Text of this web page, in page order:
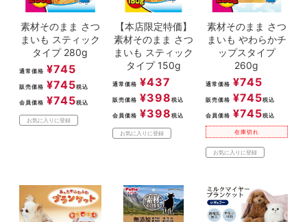
素材そのまま さつ
まいも スティック
タイプ 280g
通常価格 ¥745
販売価格 ¥745税込
会員価格 ¥745税込
お気に入りに登録
【本店限定特価】
素材そのまま さつ
まいも スティック
タイプ 150g
通常価格 ¥437
販売価格 ¥398 税込
会員価格 ¥398 税込
お気に入りに登録
素材そのまま さつ
まいも やわらかチ
ップスタイプ
260g
通常価格 ¥745
販売価格 ¥745税込
会員価格 ¥745税込
在庫切れ
お気に入りに登録